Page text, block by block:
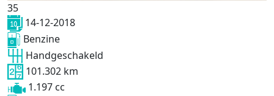
35
14-12-2018
Benzine
Handgeschakeld
101.302 km
1.197 cc